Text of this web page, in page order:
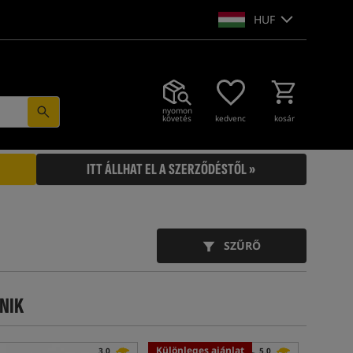
HUF
nyomon
követés kedvenc kosár
ITT ÁLLHAT EL A SZERZŐDÉSTŐL »
SZŰRŐ
3,0 Különleges ajánlat 5,0